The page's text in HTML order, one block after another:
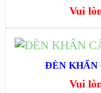
Vui
ĐÈN KHẨN
Vui